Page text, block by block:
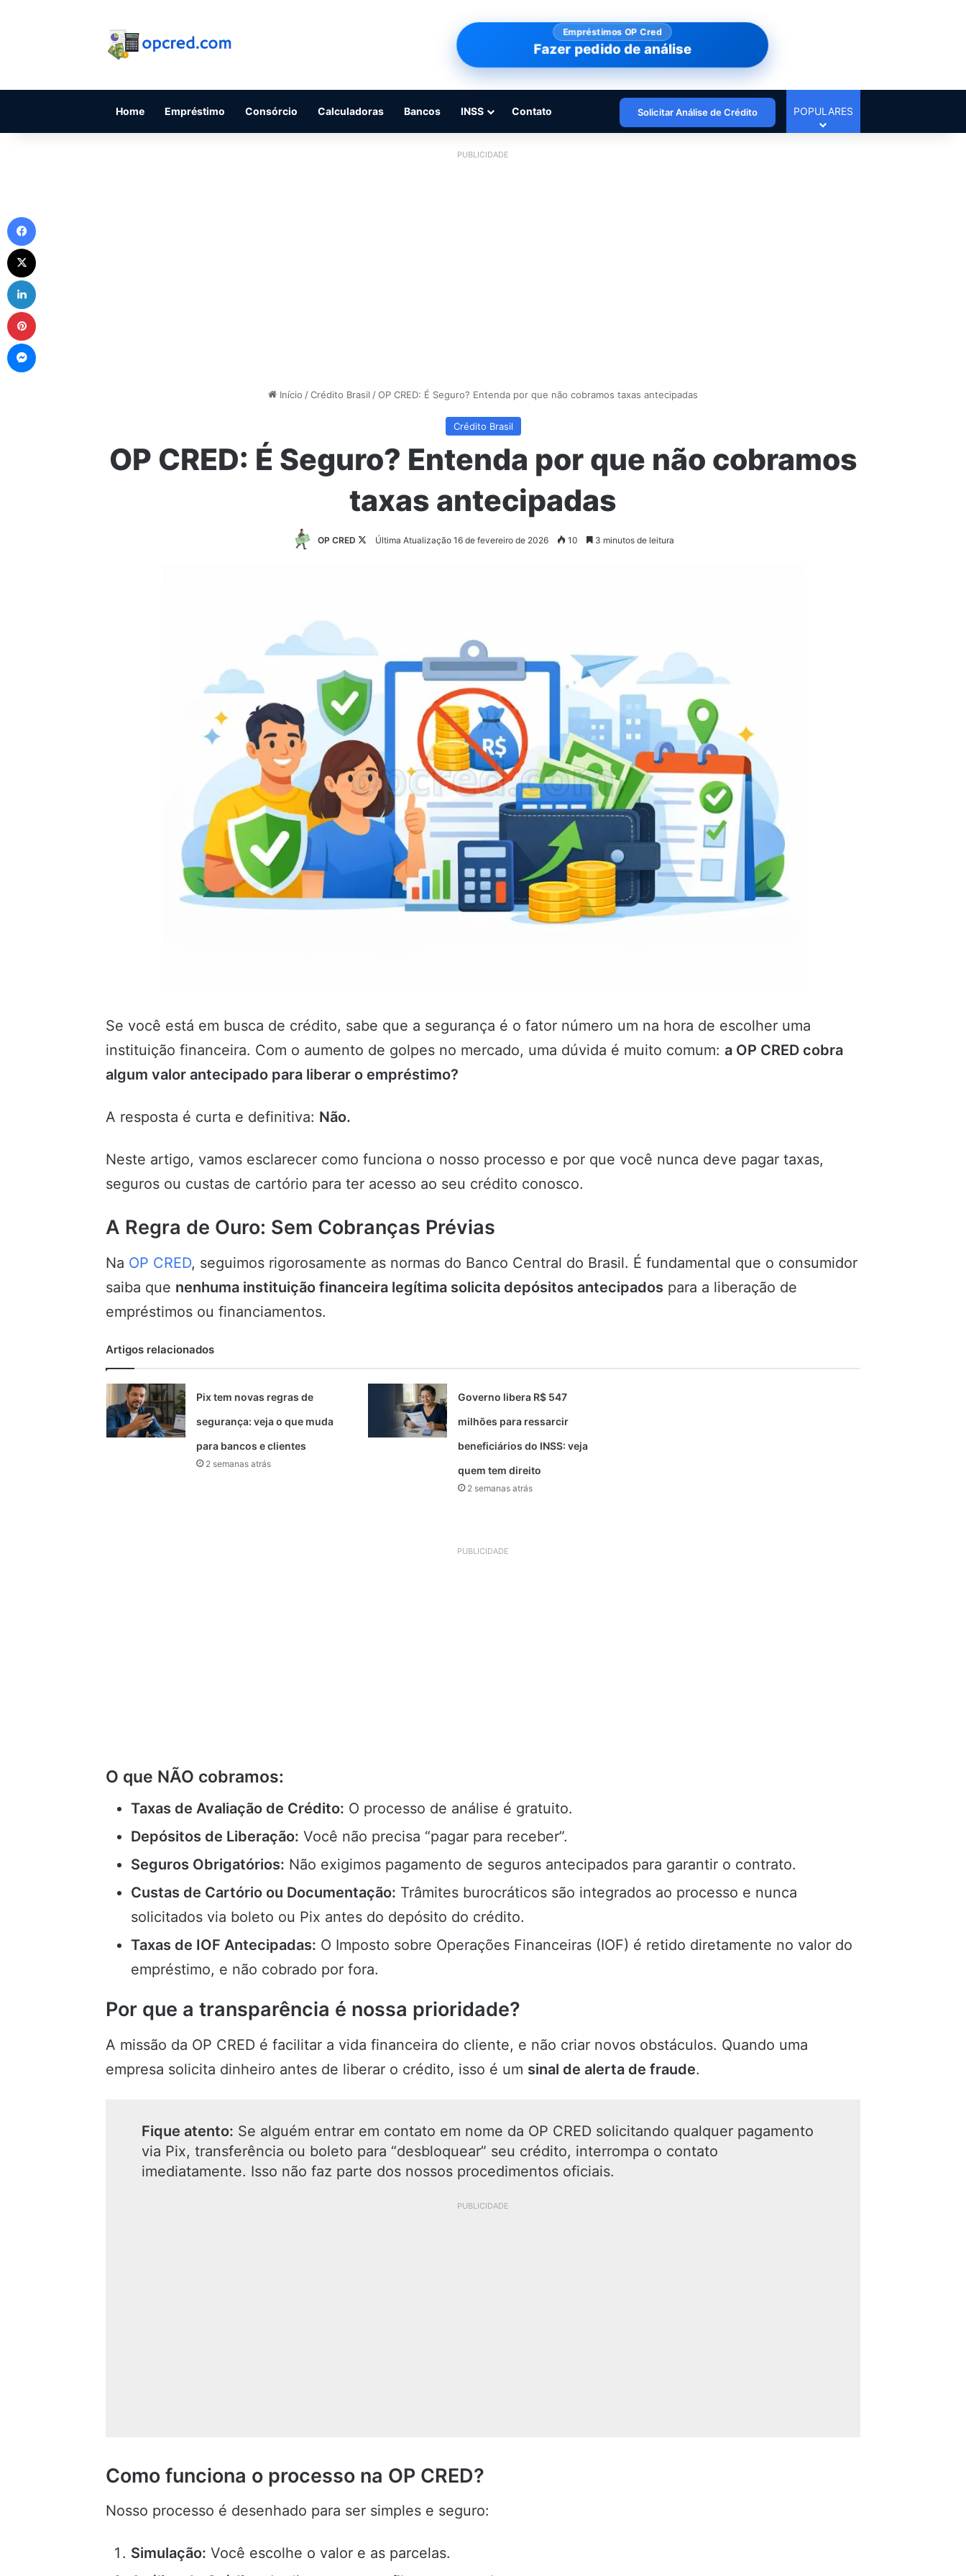
Empréstimos OP Cred
Fazer pedido de análise
Home Empréstimo Consórcio Calculadoras Bancos INSS Contato Solicitar Análise de Crédito POPULARES
PUBLICIDADE
Início /Crédito Brasil /OP CRED: É Seguro? Entenda por que não cobramos taxas antecipadas
Crédito Brasil
OP CRED: É Seguro? Entenda por que não cobramos
taxas antecipadas
OP CRED
Follow
Última Atualização 16 de fevereiro de 2026 10 3 minutos de leitura
Se você está em busca de crédito, sabe que a segurança é o fator número um na hora de escolher uma
instituição financeira. Com o aumento de golpes no mercado, uma dúvida é muito comum: a OP CRED cobra
algum valor antecipado para liberar o empréstimo?
A resposta é curta e definitiva: Não.
Neste artigo, vamos esclarecer como funciona o nosso processo e por que você nunca deve pagar taxas,
seguros ou custas de cartório para ter acesso ao seu crédito conosco.
A Regra de Ouro: Sem Cobranças Prévias
Na OP CRED, seguimos rigorosamente as normas do Banco Central do Brasil. É fundamental que o consumidor
saiba que nenhuma instituição financeira legítima solicita depósitos antecipados para a liberação de
empréstimos ou financiamentos.
Artigos relacionados
Pix tem novas regras de
segurança: veja o que muda
para bancos e clientes
2 semanas atrás
Governo libera R$ 547
milhões para ressarcir
beneficiários do INSS: veja
quem tem direito
2 semanas atrás
PUBLICIDADE
O que NÃO cobramos:
Taxas de Avaliação de Crédito: O processo de análise é gratuito.
Depósitos de Liberação: Você não precisa “pagar para receber”.
Seguros Obrigatórios: Não exigimos pagamento de seguros antecipados para garantir o contrato.
Custas de Cartório ou Documentação: Trâmites burocráticos são integrados ao processo e nunca
solicitados via boleto ou Pix antes do depósito do crédito.
Taxas de IOF Antecipadas: O Imposto sobre Operações Financeiras (IOF) é retido diretamente no valor do
empréstimo, e não cobrado por fora.
Por que a transparência é nossa prioridade?
A missão da OP CRED é facilitar a vida financeira do cliente, e não criar novos obstáculos. Quando uma
empresa solicita dinheiro antes de liberar o crédito, isso é um sinal de alerta de fraude.
Fique atento: Se alguém entrar em contato em nome da OP CRED solicitando qualquer pagamento
via Pix, transferência ou boleto para “desbloquear” seu crédito, interrompa o contato
imediatamente. Isso não faz parte dos nossos procedimentos oficiais.
PUBLICIDADE
Como funciona o processo na OP CRED?
Nosso processo é desenhado para ser simples e seguro:
Simulação: Você escolhe o valor e as parcelas.